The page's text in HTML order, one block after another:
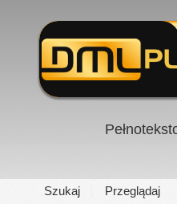
Szukaj Przeglądaj